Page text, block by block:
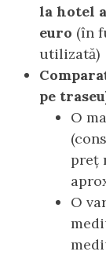
la hotel
euro (în
utilizată)
pe
O
preț
O